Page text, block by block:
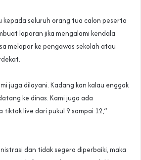
kepada seluruh orang tua calon peserta
laporan jika mengalami kendala
melapor ke pengawas sekolah atau
juga dilayani. Kadang kan kalau enggak
ke dinas. Kami juga ada
tiktok live dari pukul 9 sampai 12,”
dan tidak segera diperbaiki, maka